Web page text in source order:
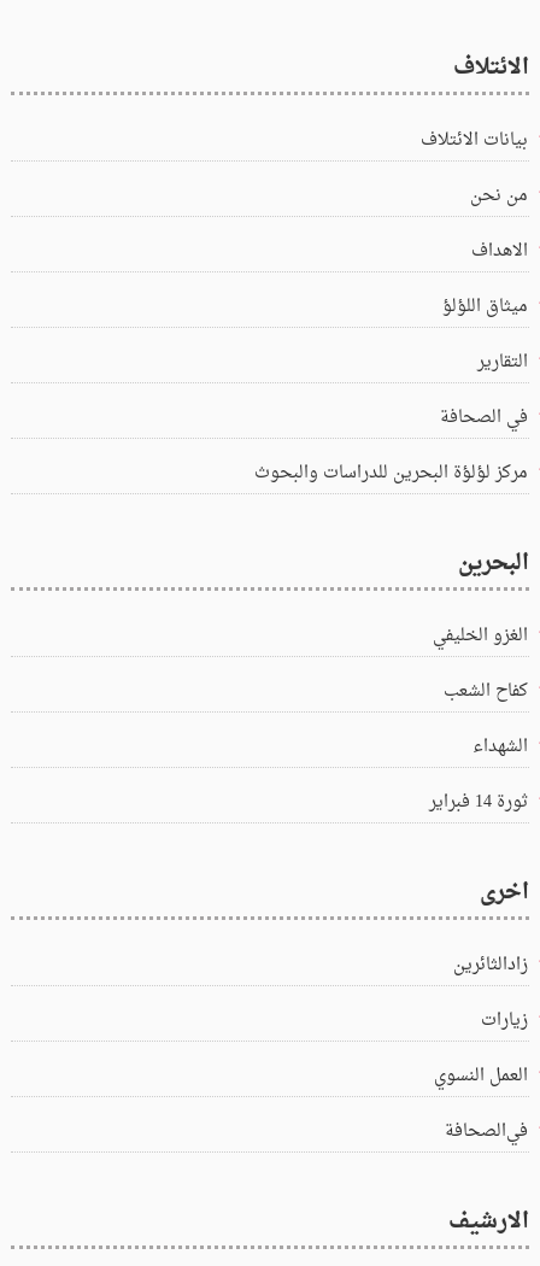
الائتلاف
بيانات الائتلاف
من نحن
الاهداف
ميثاق اللؤلؤ
التقارير
في الصحافة
مركز لؤلؤة البحرين للدراسات والبحوث
البحرين
الغزو الخليفي
كفاح الشعب
الشهداء
ثورة 14 فبراير
اخرى
زادالثائرين
زيارات
العمل النسوي
في‌الصحافة
الارشيف